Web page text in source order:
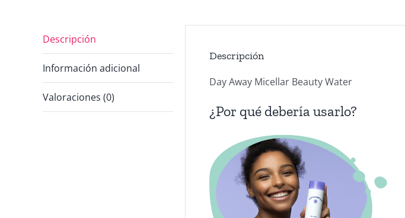
Descripción
Información adicional
Valoraciones (0)
Descripción
Day Away Micellar Beauty Water
¿Por qué debería usarlo?